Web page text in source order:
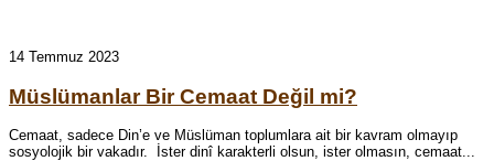
14 Temmuz 2023
Müslümanlar Bir Cemaat Değil mi?
Cemaat, sadece Din’e ve Müslüman toplumlara ait bir kavram olmayıp
sosyolojik bir vakadır. İster dinî karakterli olsun, ister olmasın, cemaat...